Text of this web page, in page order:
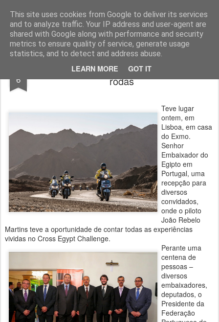
This site uses cookies from Google to deliver its services
and to analyze traffic. Your IP address and user-agent are
shared with Google along with performance and security
metrics to ensure quality of service, generate usage
statistics, and to detect and address abuse.
LEARN MORE GOT IT
ROADGALAXY - Media Center
6
João Rebelo Martins focado nas duas
rodas
Teve lugar
ontem, em
Lisboa, em casa
do Exmo.
Senhor
Embaixador do
Egipto em
Portugal, uma
recepção para
diversos
convidados,
onde o piloto
João Rebelo
Martins teve a oportunidade de contar todas as experiências
vividas no Cross Egypt Challenge.
Perante uma
centena de
pessoas –
diversos
embaixadores,
deputados, o
Presidente da
Federação